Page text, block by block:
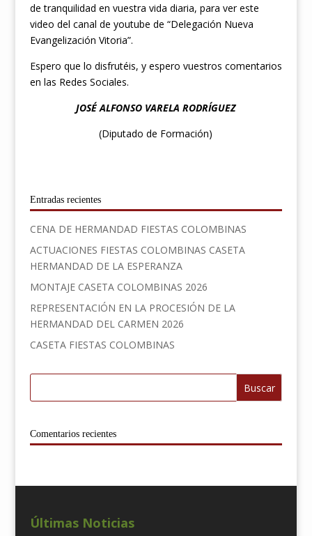
de tranquilidad en vuestra vida diaria, para ver este
video del canal de youtube de “Delegación Nueva
Evangelización Vitoria”.
Espero que lo disfrutéis, y espero vuestros comentarios
en las Redes Sociales.
JOSÉ ALFONSO VARELA RODRÍGUEZ
(Diputado de Formación)
Entradas recientes
CENA DE HERMANDAD FIESTAS COLOMBINAS
ACTUACIONES FIESTAS COLOMBINAS CASETA
HERMANDAD DE LA ESPERANZA
MONTAJE CASETA COLOMBINAS 2026
REPRESENTACIÓN EN LA PROCESIÓN DE LA
HERMANDAD DEL CARMEN 2026
CASETA FIESTAS COLOMBINAS
Comentarios recientes
Últimas Noticias